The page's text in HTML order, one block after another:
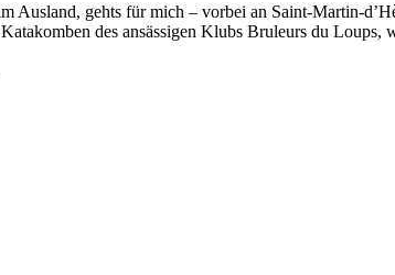
Ausland, gehts für mich – vorbei an Saint-Martin-
des ansässigen Klubs Bruleurs du